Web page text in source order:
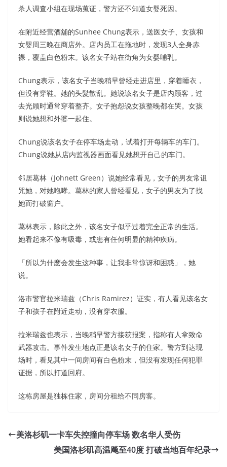
杀人调查小组在现场蒐证，警方还不知道女婴死因。
在附近经营酒舖的Sunhee Chung表示，送医女子、女孩和
女婴周三晚在商店外。店内员工在拖地时，发现3人全身赤
裸，覆盖白色粉末。该名女子站在街角为女婴哺乳。
Chung表示，该名女子当晚稍早曾经走进店里，穿着睡衣，
但没有穿鞋。她的头髮散乱。她说该名女子是店内顾客，过
去光顾时通常穿着整齐。女子抱怨说女孩整晚都在哭。女孩
则说她想和外婆一起住。
Chung说该名女子在停车场走动，试着打开每辆车的车门。
Chung说她从店内监视器画面看见她想开自己的车门。
邻居葛林（Johnett Green）说她经常看见，女子的男友常诅
咒她，对她咆哮。葛林的家人曾经看见，女子的男友为了找
她而打破窗户。
葛林表示，除此之外，该名女子似乎过着完全正常的生活。
她看起来不像有吸毒，或患有任何明显的精神疾病。
「所以为什麽会发生这种事，让我非常惊讶和困惑」，她
说。
洛市警官拉米瑞兹（Chris Ramirez）证实，有人看见该名女
子和孩子在附近走动，没有穿衣服。
拉米瑞兹也表示，当晚稍早警方接获报案，指称有人拿致命
武器攻击。事件发生地点正是该名女子的住家。警方到达现
场时，看见其中一间房间有白色粉末，但没有发现任何犯罪
证据，所以打道回府。
这栋房屋是独栋住家，房间分租给不同房客。
美洛杉矶一卡车失控撞向停车场 数名华人受伤
美国洛杉矶高温飚至40度 打破当地百年纪录